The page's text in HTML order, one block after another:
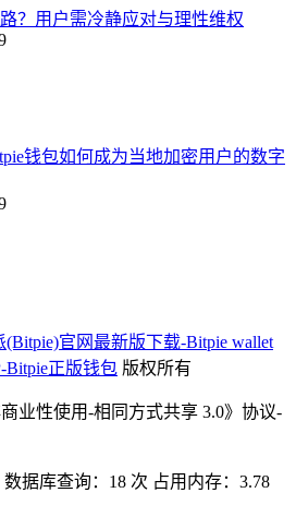
？用户需冷静应对与理性维权
钱包如何成为当地加密用户的数字
(Bitpie)官网最新版下载-Bitpie wallet
Bitpie正版钱包 版权所有
业性使用-相同方式共享 3.0》协议-
据库查询：18 次 占用内存：3.78